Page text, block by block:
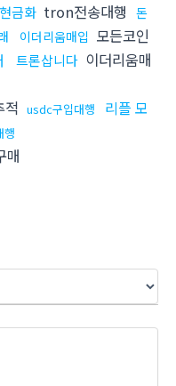
금화 tron전송대행 돈
이더리움매입 모든코인
트론삽니다 이더리움매
적 usdc구입대행
리플 모
행
매